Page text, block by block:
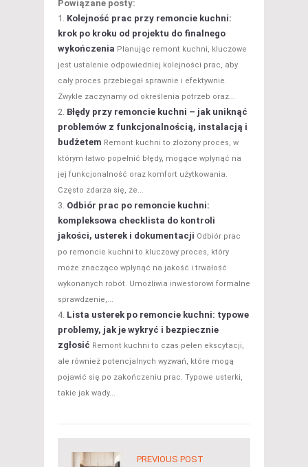
Powiązane posty:
Kolejność prac przy remoncie kuchni:
krok po kroku od projektu do finalnego
wykończenia Planując remont kuchni, kluczowe
jest ustalenie odpowiedniej kolejności prac, aby
cały proces przebiegał sprawnie i efektywnie.
Zwykle zaczynamy od określenia potrzeb oraz...
Błędy przy remoncie kuchni – jak uniknąć
problemów z funkcjonalnością, instalacją i
budżetem Remont kuchni to złożony proces, w
którym łatwo popełnić błędy, mogące wpłynąć na
jej funkcjonalność oraz komfort użytkowania.
Często zdarza się, że...
Odbiór prac po remoncie kuchni:
kompleksowa checklista do kontroli
jakości, usterek i dokumentacji Odbiór prac
po remoncie kuchni to kluczowy proces, który
może znacząco wpłynąć na jakość i trwałość
wykonanych robót. Umożliwia inwestorowi formalne
sprawdzenie,...
Lista usterek po remoncie kuchni: typowe
problemy, jak je wykryć i bezpiecznie
zgłosić Remont kuchni to czas pełen ekscytacji,
ale również potencjalnych wyzwań, które mogą
pojawić się po zakończeniu prac. Typowe usterki,
takie jak wady...
PREVIOUS POST